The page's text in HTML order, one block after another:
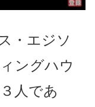
・エジソ
ングハウ
人であ